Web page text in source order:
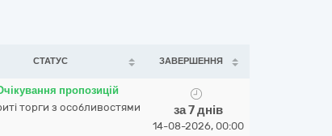
СТАТУС ЗАВЕРШЕННЯ
пропозицій
торги з особливостями
за 7 днів
14-08-2026, 00:00